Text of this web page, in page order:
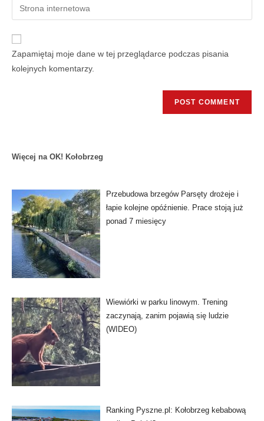
Zapamiętaj moje dane w tej przeglądarce podczas pisania
kolejnych komentarzy.
Więcej na OK! Kołobrzeg
Przebudowa brzegów Parsęty drożeje i
łapie kolejne opóźnienie. Prace stoją już
ponad 7 miesięcy
Wiewiórki w parku linowym. Trening
zaczynają, zanim pojawią się ludzie
(WIDEO)
Ranking Pyszne.pl: Kołobrzeg kebabową